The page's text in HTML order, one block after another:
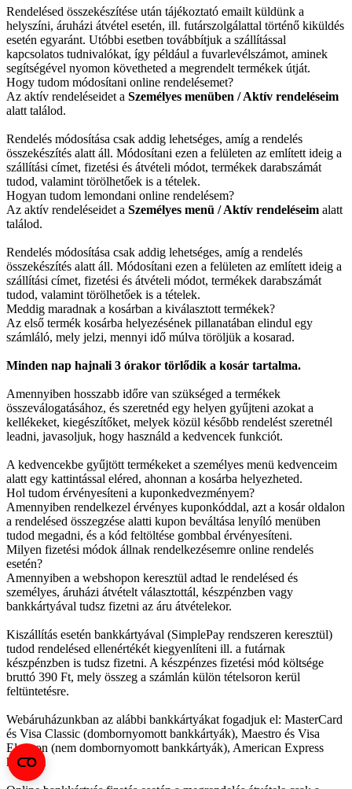
Rendelésed összekészítése után tájékoztató emailt küldünk a
helyszíni, áruházi átvétel esetén, ill. futárszolgálattal történő kiküldés
esetén egyaránt. Utóbbi esetben továbbítjuk a szállítással
kapcsolatos tudnivalókat, így például a fuvarlevélszámot, aminek
segítségével nyomon követheted a megrendelt termékek útját.
Hogy tudom módosítani online rendelésemet?
Az aktív rendeléseidet a Személyes menüben / Aktív rendeléseim
alatt találod.
Rendelés módosítása csak addig lehetséges, amíg a rendelés
összekészítés alatt áll. Módosítani ezen a felületen az említett ideig a
szállítási címet, fizetési és átvételi módot, termékek darabszámát
tudod, valamint törölhetőek is a tételek.
Hogyan tudom lemondani online rendelésem?
Az aktív rendeléseidet a Személyes menü / Aktív rendeléseim alatt
találod.
Rendelés módosítása csak addig lehetséges, amíg a rendelés
összekészítés alatt áll. Módosítani ezen a felületen az említett ideig a
szállítási címet, fizetési és átvételi módot, termékek darabszámát
tudod, valamint törölhetőek is a tételek.
Meddig maradnak a kosárban a kiválasztott termékek?
Az első termék kosárba helyezésének pillanatában elindul egy
számláló, mely jelzi, mennyi idő múlva töröljük a kosarad.
Minden nap hajnali 3 órakor törlődik a kosár tartalma.
Amennyiben hosszabb időre van szükséged a termékek
összeválogatásához, és szeretnéd egy helyen gyűjteni azokat a
kellékeket, kiegészítőket, melyek közül később rendelést szeretnél
leadni, javasoljuk, hogy használd a kedvencek funkciót.
A kedvencekbe gyűjtött termékeket a személyes menü kedvenceim
alatt egy kattintással eléred, ahonnan a kosárba helyezheted.
Hol tudom érvényesíteni a kuponkedvezményem?
Amennyiben rendelkezel érvényes kuponkóddal, azt a kosár oldalon
a rendelésed összegzése alatti kupon beváltása lenyíló menüben
tudod megadni, és a kód feltöltése gombbal érvényesíteni.
Milyen fizetési módok állnak rendelkezésemre online rendelés
esetén?
Amennyiben a webshopon keresztül adtad le rendelésed és
személyes, áruházi átvételt választottál, készpénzben vagy
bankkártyával tudsz fizetni az áru átvételekor.
Kiszállítás esetén bankkártyával (SimplePay rendszeren keresztül)
tudod rendelésed ellenértékét kiegyenlíteni ill. a futárnak
készpénzben is tudsz fizetni. A készpénzes fizetési mód költsége
bruttó 390 Ft, mely összeg a számlán külön tételsoron kerül
feltüntetésre.
Webáruházunkban az alábbi bankkártyákat fogadjuk el: MasterCard
és Visa Classic (dombornyomott bankkártyák), Maestro és Visa
Electron (nem dombornyomott bankkártyák), American Express
kártyák.